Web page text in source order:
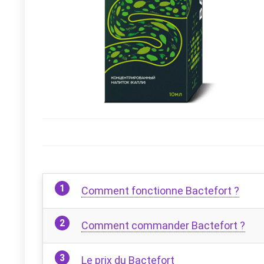
Comment fonctionne Bactefort ?
Comment commander Bactefort ?
Le prix du Bactefort